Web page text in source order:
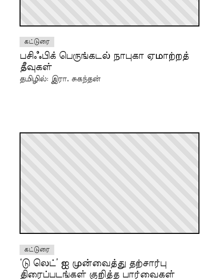
கட்டுரை
பசிஃபிக் பெருங்கடல் நாபுகா ஏமாற்றத்
தீவுகள்
தமிழில்: இரா. சுகந்தன்
கட்டுரை
‘டு லெட்’ ஐ முன்வைத்து தற்சார்பு
திரைப்படங்கள் குறித்த பார்வைகள்